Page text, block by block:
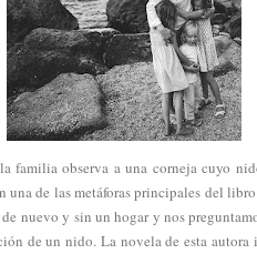
familia observa a una corneja cuyo
de las metáforas principales del
nuevo y sin un hogar y nos
de un nido. La novela de esta